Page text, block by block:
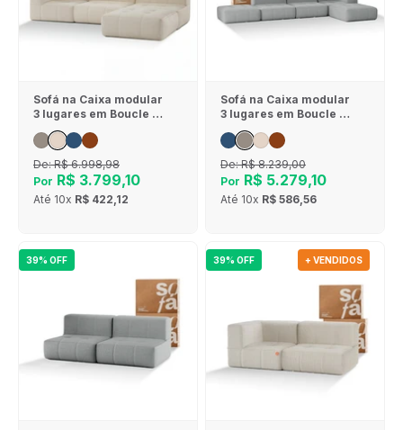
Sofá na Caixa modular
3 lugares em Boucle - 1
Braço com Chaise -
Linho
De:R$ 6.998,98
Por R$ 3.799,10
Até 10x R$ 422,12
Sofá na Caixa modular
3 lugares em Boucle - 1
Braço com 2 Chaises -
Cinza
De:R$ 8.239,00
Por R$ 5.279,10
Até 10x R$ 586,56
39% OFF 39% OFF + VENDIDOS